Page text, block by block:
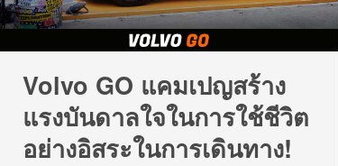
Volvo GO แคมเปญสร้าง
แรงบันดาลใจในการใช้ชีวิต
อย่างอิสระในการเดินทาง!